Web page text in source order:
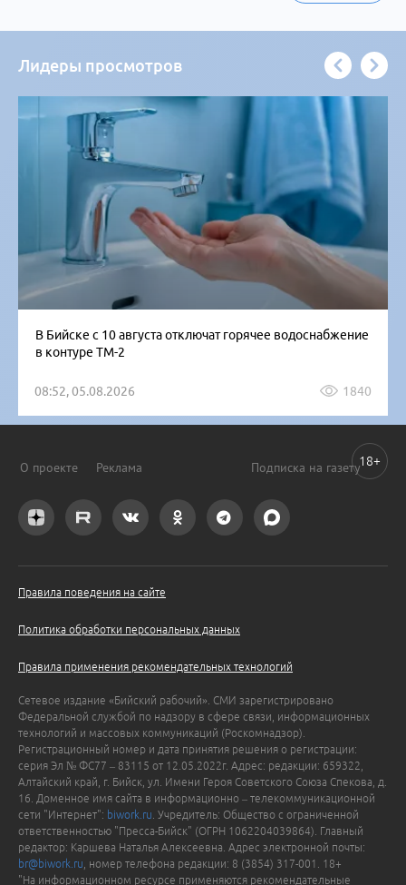
Лидеры просмотров
В Бийске с 10 августа отключат горячее водоснабжение
в контуре ТМ-2
08:52, 05.08.2026 1840
О проекте Реклама Подписка на газету
Правила поведения на сайте
Политика обработки персональных данных
Правила применения рекомендательных технологий
Сетевое издание «Бийский рабочий». СМИ зарегистрировано
Федеральной службой по надзору в сфере связи, информационных
технологий и массовых коммуникаций (Роскомнадзор).
Регистрационный номер и дата принятия решения о регистрации:
серия Эл № ФС77 – 83115 от 12.05.2022г. Адрес: редакции: 659322,
Алтайский край, г. Бийск, ул. Имени Героя Советского Союза Спекова, д.
16. Доменное имя сайта в информационно – телекоммуникационной
сети "Интернет": biwork.ru . Учредитель: Общество с ограниченной
ответственностью "Пресса-Бийск" (ОГРН 1062204039864). Главный
редактор: Каршева Наталья Алексеевна. Адрес электронной почты:
br@biwork.ru , номер телефона редакции: 8 (3854) 317-001. 18+
"На информационном ресурсе применяются рекомендательные
18+